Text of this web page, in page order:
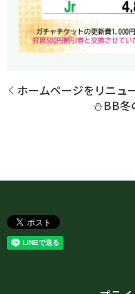
ホームページをリニュ
⛄BB冬